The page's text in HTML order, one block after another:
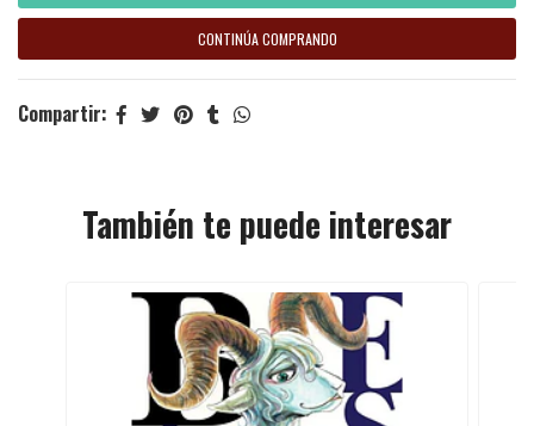
CONTINÚA COMPRANDO
Compartir:
También te puede interesar